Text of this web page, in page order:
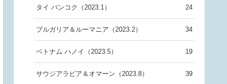
タイ バンコク（2023.1） 24
ブルガリア＆ルーマニア（2023.2） 34
ベトナム ハノイ（2023.5） 19
サウジアラビア＆オマーン（2023.8） 39